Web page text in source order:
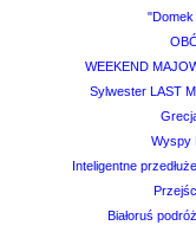
"Domek
WEEKEND
Sylwester LAST
Wyspy
Inteligentne
Białoruś